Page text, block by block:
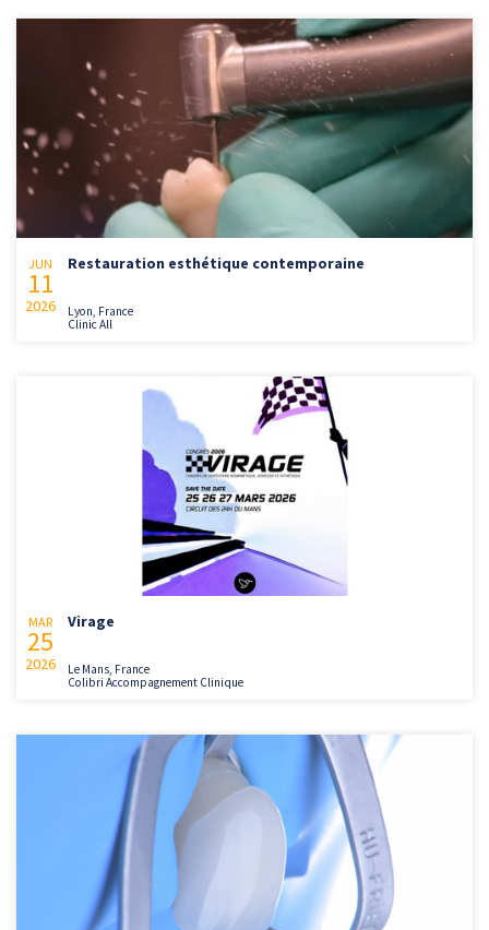
JUN
11
2026
Restauration esthétique contemporaine
Lyon, France
Clinic All
MAR
25
2026
Virage
Le Mans, France
Colibri Accompagnement Clinique